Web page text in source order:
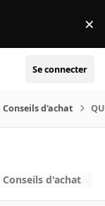
×
Se connecter
Conseils d'achat
Conseils d'achat